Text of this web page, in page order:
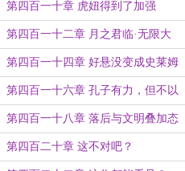
第四百一十章 虎妞得到了加强
第四百一十二章 月之君临·无限大
地！
第四百一十四章 好悬没变成史莱姆
第四百一十六章 孔子有力，但不以
力服人
第四百一十八章 落后与文明叠加态
第四百二十章 这不对吧？